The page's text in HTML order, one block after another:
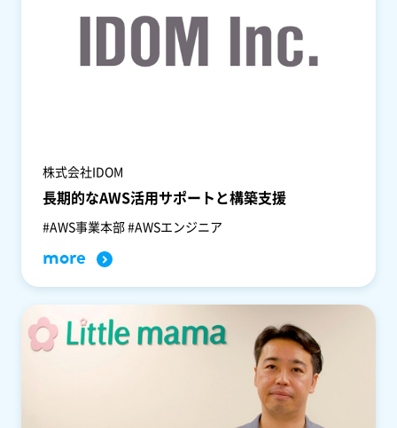
株式会社IDOM
長期的なAWS活用サポートと構築支援
#AWS事業本部 #AWSエンジニア
more